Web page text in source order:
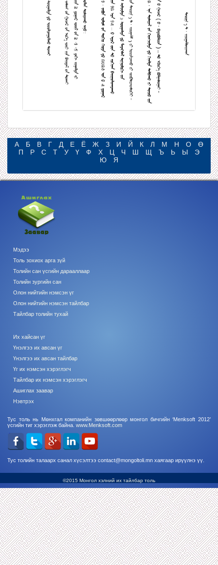
А Б В Г Д Е Ё Ж З И Й К Л М Н О
Ө
П
Р С Т У Ү Ф Х Ц Ч Ш Щ Ъ Ь Ы
Э
Ю
Я
Мэдээ
Толь зохиох арга зүй
Толийн сан үсгийн дарааллаар
Толийн зургийн сан
Олон нийтийн нэмсэн үг
Олон нийтийн нэмсэн тайлбар
Тайлбар толийн тухай
Их хайсан үг
Үнэлгээ их авсан үг
Үнэлгээ их авсан тайлбар
Үг их нэмсэн хэрэглэгч
Тайлбар их нэмсэн хэрэглэгч
Ашиглах заавар
Нэвтрэх
Тус толь нь Мөнхгал компанийн зөвшөөрлөөр монгол бичгийн ‘Menksoft 2012’
үсгийн тиг хэрэглэж байна. www.Menksoft.com
Тус толийн талаарх санал хүсэлтээ contact@mongoltoli.mn хаягаар ирүүлнэ үү.
©2015 Монгол хэлний их тайлбар толь